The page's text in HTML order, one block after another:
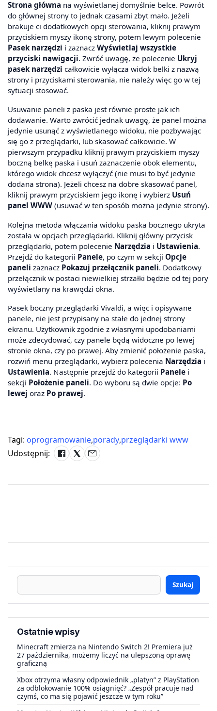
Strona główna na wyświetlanej domyślnie belce. Powrót
do głównej strony to jednak czasami zbyt mało. Jeżeli
brakuje ci dodatkowych opcji sterowania, kliknij prawym
przyciskiem myszy ikonę strony, potem lewym polecenie
Pasek narzędzi i zaznacz Wyświetlaj wszystkie
przyciski nawigacji. Zwróć uwagę, że polecenie Ukryj
pasek narzędzi całkowicie wyłącza widok belki z nazwą
strony i przyciskami sterowania, nie należy więc go w tej
sytuacji stosować.
Usuwanie paneli z paska jest równie proste jak ich
dodawanie. Warto zwrócić jednak uwagę, że panel można
jedynie usunąć z wyświetlanego widoku, nie pozbywając
się go z przeglądarki, lub skasować całkowicie. W
pierwszym przypadku kliknij prawym przyciskiem myszy
boczną belkę paska i usuń zaznaczenie obok elementu,
którego widok chcesz wyłączyć (nie musi to być jedynie
dodana strona). Jeżeli chcesz na dobre skasować panel,
kliknij prawym przyciskiem jego ikonę i wybierz Usuń
panel WWW (usuwać w ten sposób można jedynie strony).
Kolejna metoda włączania widoku paska bocznego ukryta
została w opcjach przeglądarki. Kliknij główny przycisk
przeglądarki, potem polecenie Narzędzia i Ustawienia.
Przejdź do kategorii Panele, po czym w sekcji Opcje
paneli zaznacz Pokazuj przełącznik paneli. Dodatkowy
przełącznik w postaci niewielkiej strzałki będzie od tej pory
wyświetlany na krawędzi okna.
Pasek boczny przeglądarki Vivaldi, a więc i opisywane
panele, nie jest przypisany na stałe do jednej strony
ekranu. Użytkownik zgodnie z własnymi upodobaniami
może zdecydować, czy panele będą widoczne po lewej
stronie okna, czy po prawej. Aby zmienić położenie paska,
rozwiń menu przeglądarki, wybierz polecenia Narzędzia i
Ustawienia. Następnie przejdź do kategorii Panele i
sekcji Położenie paneli. Do wyboru są dwie opcje: Po
lewej oraz Po prawej.
Tagi: oprogramowanie,porady,przeglądarki www
Udostępnij:
Szukaj
Ostatnie wpisy
Minecraft zmierza na Nintendo Switch 2! Premiera już
27 października, możemy liczyć na ulepszoną oprawę
graficzną
Xbox otrzyma własny odpowiednik „platyn” z PlayStation
za odblokowanie 100% osiągnięć? „Zespół pracuje nad
czymś, co ma się pojawić jeszcze w tym roku”